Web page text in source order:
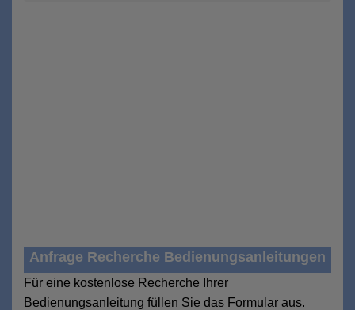
Anfrage Recherche Bedienungsanleitungen
Für eine kostenlose Recherche Ihrer
Bedienungsanleitung füllen Sie das Formular aus.